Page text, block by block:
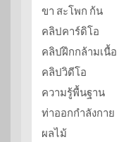
ขา สะโพก ก้น
คลิปคาร์ดิโอ
คลิปฝึกกล้ามเนื้อ
คลิปวิดีโอ
ความรู้พื้นฐาน
ท่าออกกำลังกาย
ผลไม้